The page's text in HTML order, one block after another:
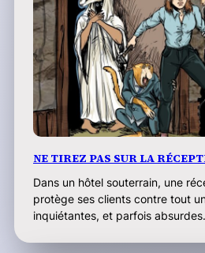
NE TIREZ PAS SUR LA
Dans un hôtel souterrain, une
protège ses clients contre tout
inquiétantes, et parfois absurdes.